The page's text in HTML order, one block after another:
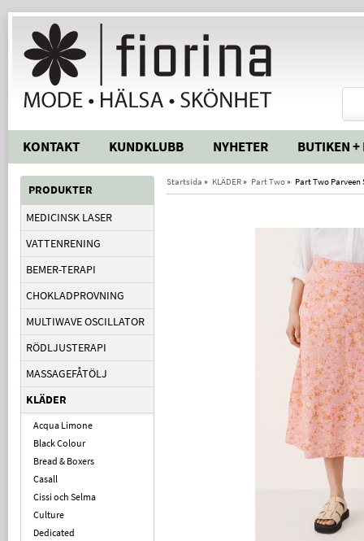
KONTAKT KUNDKLUBB NYHETER BUTIKEN +
PRODUKTER
MEDICINSK LASER
VATTENRENING
BEMER-TERAPI
CHOKLADPROVNING
MULTIWAVE OSCILLATOR
RÖDLJUSTERAPI
MASSAGEFÅTÖLJ
KLÄDER
Acqua Limone
Black Colour
Bread & Boxers
Casall
Cissi och Selma
Culture
Dedicated
Startsida » KLÄDER» Part Two» Part Two Parveen